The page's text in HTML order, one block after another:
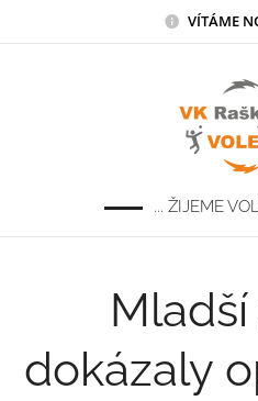
VÍTÁME
... ŽIJEME
dokázaly